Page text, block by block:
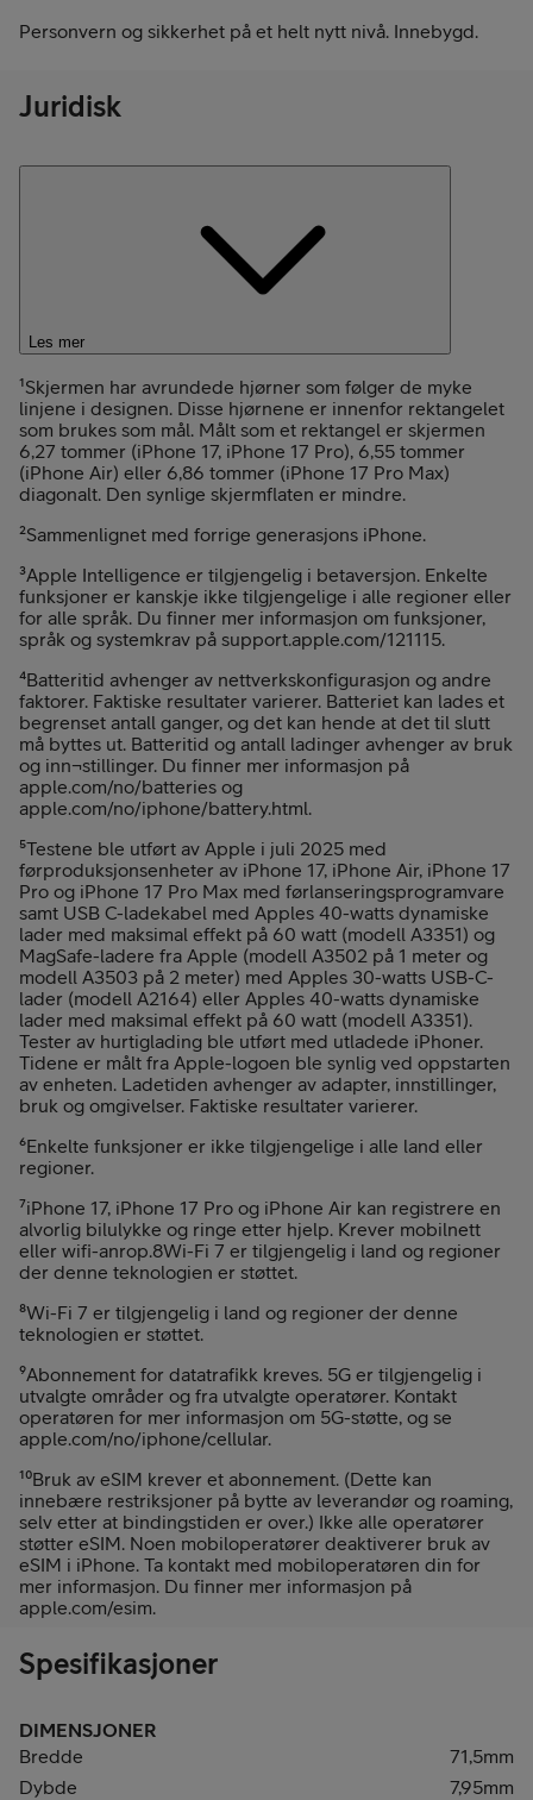
Personvern og sikkerhet på et helt nytt nivå. Innebygd.
Juridisk
Les mer
¹Skjermen har avrundede hjørner som følger de myke
linjene i designen. Disse hjørnene er innenfor rektangelet
som brukes som mål. Målt som et rektangel er skjermen
6,27 tommer (iPhone 17, iPhone 17 Pro), 6,55 tommer
(iPhone Air) eller 6,86 tommer (iPhone 17 Pro Max)
diagonalt. Den synlige skjermflaten er mindre.
²Sammenlignet med forrige generasjons iPhone.
³Apple Intelligence er tilgjengelig i betaversjon. Enkelte
funksjoner er kanskje ikke tilgjengelige i alle regioner eller
for alle språk. Du finner mer informasjon om funksjoner,
språk og systemkrav på support.apple.com/121115.
⁴Batteritid avhenger av nettverkskonfigurasjon og andre
faktorer. Faktiske resultater varierer. Batteriet kan lades et
begrenset antall ganger, og det kan hende at det til slutt
må byttes ut. Batteritid og antall ladinger avhenger av bruk
og inn¬stillinger. Du finner mer informasjon på
apple.com/no/batteries og
apple.com/no/iphone/battery.html.
⁵Testene ble utført av Apple i juli 2025 med
førproduksjonsenheter av iPhone 17, iPhone Air, iPhone 17
Pro og iPhone 17 Pro Max med førlanseringsprogramvare
samt USB C-ladekabel med Apples 40-watts dynamiske
lader med maksimal effekt på 60 watt (modell A3351) og
MagSafe-ladere fra Apple (modell A3502 på 1 meter og
modell A3503 på 2 meter) med Apples 30-watts USB-C-
lader (modell A2164) eller Apples 40-watts dynamiske
lader med maksimal effekt på 60 watt (modell A3351).
Tester av hurtiglading ble utført med utladede iPhoner.
Tidene er målt fra Apple-logoen ble synlig ved oppstarten
av enheten. Ladetiden avhenger av adapter, innstillinger,
bruk og omgivelser. Faktiske resultater varierer.
⁶Enkelte funksjoner er ikke tilgjengelige i alle land eller
regioner.
⁷iPhone 17, iPhone 17 Pro og iPhone Air kan registrere en
alvorlig bilulykke og ringe etter hjelp. Krever mobilnett
eller wifi-anrop.8Wi-Fi 7 er tilgjengelig i land og regioner
der denne teknologien er støttet.
⁸Wi-Fi 7 er tilgjengelig i land og regioner der denne
teknologien er støttet.
⁹Abonnement for datatrafikk kreves. 5G er tilgjengelig i
utvalgte områder og fra utvalgte operatører. Kontakt
operatøren for mer informasjon om 5G-støtte, og se
apple.com/no/iphone/cellular.
¹⁰Bruk av eSIM krever et abonnement. (Dette kan
innebære restriksjoner på bytte av leverandør og roaming,
selv etter at bindingstiden er over.) Ikke alle operatører
støtter eSIM. Noen mobiloperatører deaktiverer bruk av
eSIM i iPhone. Ta kontakt med mobiloperatøren din for
mer informasjon. Du finner mer informasjon på
apple.com/esim.
Spesifikasjoner
DIMENSJONER
Bredde
71,5mm
Dybde
7,95mm